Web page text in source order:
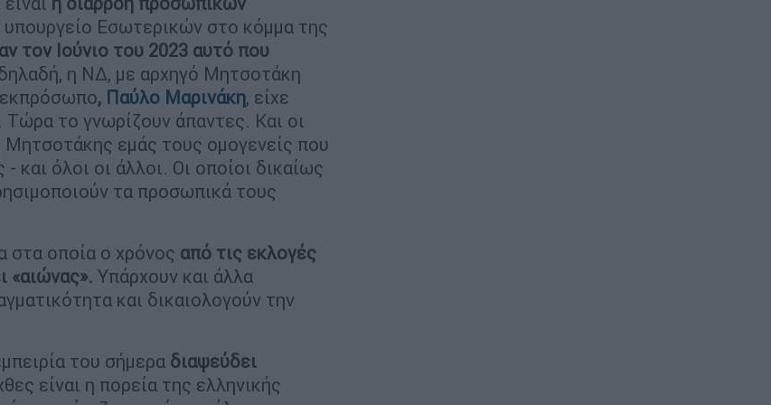
Εσωτερικών στο κόμμα της
τον Ιούνιο του 2023 αυτό που
η ΝΔ, με αρχηγό Μητσοτάκη
εκπρόσωπο, Παύλο Μαρινάκη, είχε
το γνωρίζουν άπαντες. Και οι
Μητσοτάκης εμάς τους ομογενείς που
και όλοι οι άλλοι. Οι οποίοι δικαίως
τα προσωπικά τους
στα οποία ο χρόνος από τις εκλογές
«αιώνας». Υπάρχουν και άλλα
και δικαιολογούν την
του σήμερα διαψεύδει
είναι η πορεία της ελληνικής